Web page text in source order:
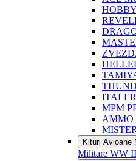
MPM
AMMO
Kituri Avioane
Militare WW II